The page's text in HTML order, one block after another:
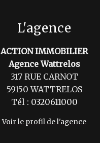
L'agence
ACTION IMMOBILIER
Agence Wattrelos
317 RUE CARNOT
59150 WATTRELOS
Tél : 0320611000
Voir le profil de l'agence